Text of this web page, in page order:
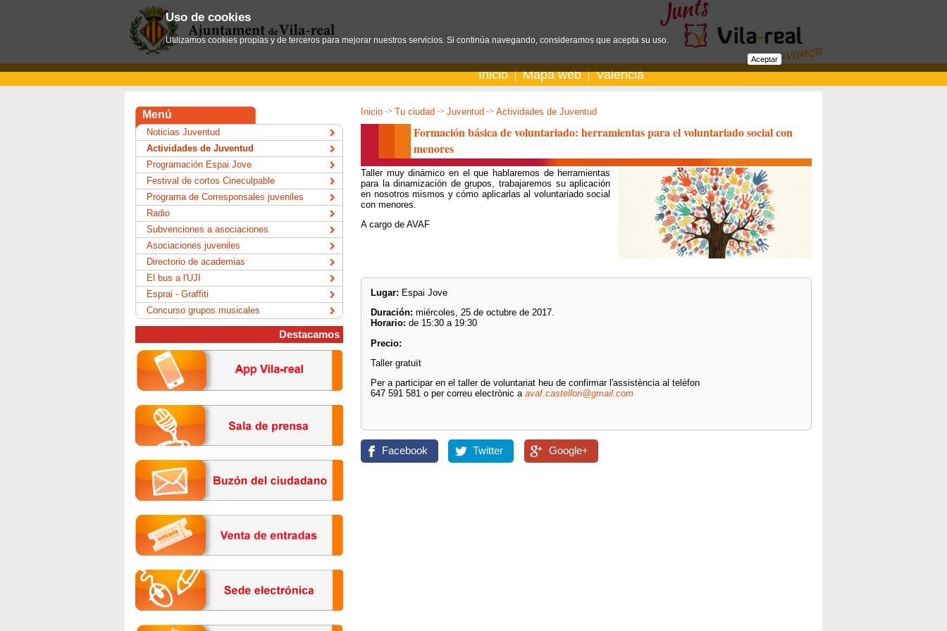
Inicio Mapa web Valencià
Inicio -> Tu ciudad -> Juventud -> Actividades de Juventud
Formación básica de voluntariado: herramientas para el voluntariado social con
menores
Taller muy dinámico en el que hablaremos de herramientas
para la dinamización de grupos, trabajaremos su aplicación
en nosotros mismos y cómo aplicarlas al voluntariado social
con menores.
A cargo de AVAF
Lugar: Espai Jove
Duración:miércoles, 25 de octubre de 2017.
Horario:de 15:30 a 19:30
Precio:
Taller gratuït
Per a participar en el taller de voluntariat heu de confirmar l'assistència al telèfon
647 591 581 o per correu electrònic aavaf.castellon@gmail.com
Facebook Twitter Google+
Menú
Noticias Juventud
Actividades de Juventud
Programación Espai Jove
Festival de cortos Cineculpable
Programa de Corresponsales juveniles
Radio
Subvenciones a asociaciones
Asociaciones juveniles
Directorio de academias
El bus a l'UJI
Esprai - Graffiti
Concurso grupos musicales
Destacamos
Uso de cookies
Utilizamos cookies propias y de terceros para mejorar nuestros servicios. Si continúa navegando, consideramos que acepta su uso.
Aceptar